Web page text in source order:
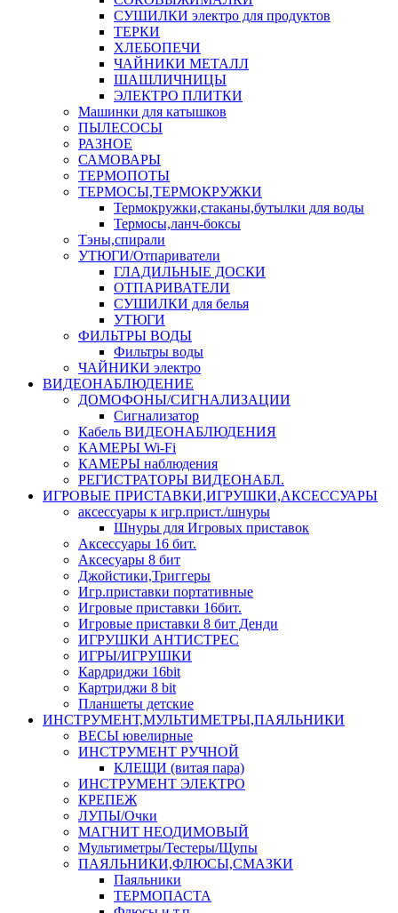
СУШИЛКИ электро для продуктов
ТЕРКИ
ХЛЕБОПЕЧИ
ЧАЙНИКИ МЕТАЛЛ
ШАШЛИЧНИЦЫ
ЭЛЕКТРО ПЛИТКИ
Машинки для катышков
ПЫЛЕСОСЫ
РАЗНОЕ
САМОВАРЫ
ТЕРМОПОТЫ
ТЕРМОСЫ,ТЕРМОКРУЖКИ
Термокружки,стаканы,бутылки для воды
Термосы,ланч-боксы
Тэны,спирали
УТЮГИ/Отпариватели
ГЛАДИЛЬНЫЕ ДОСКИ
ОТПАРИВАТЕЛИ
СУШИЛКИ для белья
УТЮГИ
ФИЛЬТРЫ ВОДЫ
Фильтры воды
ЧАЙНИКИ электро
ВИДЕОНАБЛЮДЕНИЕ
ДОМОФОНЫ/СИГНАЛИЗАЦИИ
Сигнализатор
Кабель ВИДЕОНАБЛЮДЕНИЯ
КАМЕРЫ Wi-Fi
КАМЕРЫ наблюдения
РЕГИСТРАТОРЫ ВИДЕОНАБЛ.
ИГРОВЫЕ ПРИСТАВКИ,ИГРУШКИ,АКСЕССУАРЫ
аксесcуары к игр.прист./шнуры
Шнуры для Игровых приставок
Аксессуары 16 бит.
Аксесуары 8 бит
Джойстики,Триггеры
Игр.приставки портативные
Игровые приставки 16бит.
Игровые приставки 8 бит Денди
ИГРУШКИ АНТИСТРЕС
ИГРЫ/ИГРУШКИ
Кардриджи 16bit
Картриджи 8 bit
Планшеты детские
ИНСТРУМЕНТ,МУЛЬТИМЕТРЫ,ПАЯЛЬНИКИ
ВЕСЫ ювелирные
ИНСТРУМЕНТ РУЧНОЙ
КЛЕЩИ (витая пара)
ИНСТРУМЕНТ ЭЛЕКТРО
КРЕПЕЖ
ЛУПЫ/Очки
МАГНИТ НЕОДИМОВЫЙ
Мультиметры/Тестеры/Щупы
ПАЯЛЬНИКИ,ФЛЮСЫ,СМАЗКИ
Паяльники
ТЕРМОПАСТА